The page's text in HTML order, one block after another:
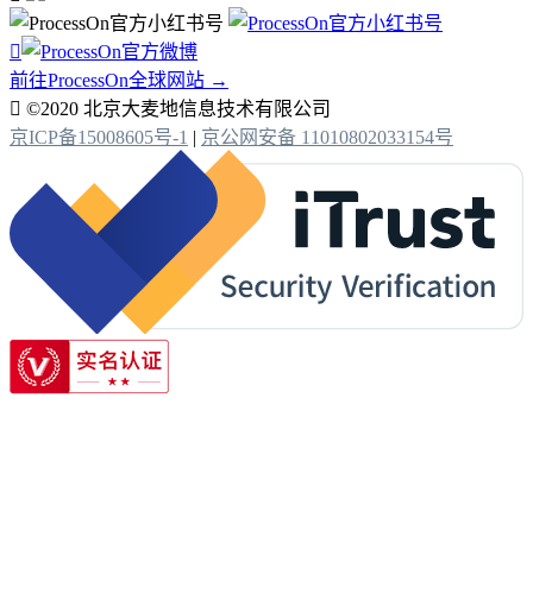

前往ProcessOn全球网站 →
 ©2020 北京大麦地信息技术有限公司
京ICP备15008605号-1 | 京公网安备 11010802033154号